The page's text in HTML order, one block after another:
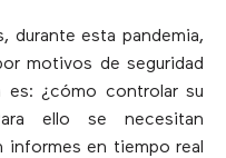
durante esta pandemia,
motivos de seguridad
es: ¿cómo controlar su
ello se necesitan
informes en tiempo real